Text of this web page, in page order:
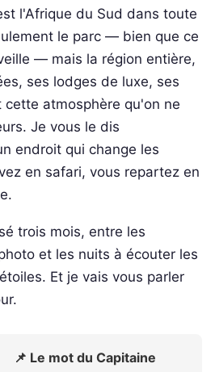
l'Afrique du Sud dans toute
le parc — bien que ce
— mais la région entière,
ses lodges de luxe, ses
atmosphère qu'on ne
Je vous le dis
endroit qui change les
en safari, vous repartez en
trois mois, entre les
et les nuits à écouter les
Et je vais vous parler
📌 Le mot du Capitaine